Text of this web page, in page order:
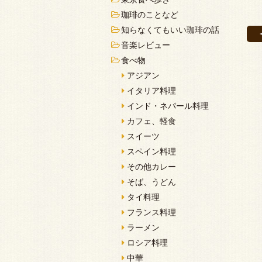
珈琲のことなど
知らなくてもいい珈琲の話
音楽レビュー
食べ物
アジアン
イタリア料理
インド・ネパール料理
カフェ、軽食
スイーツ
スペイン料理
その他カレー
そば、うどん
タイ料理
フランス料理
ラーメン
ロシア料理
中華